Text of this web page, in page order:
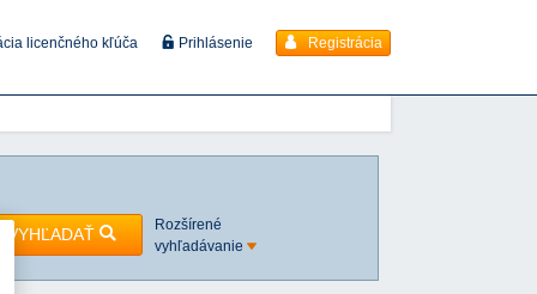
licenčného kľúča Prihlásenie Registrácia
VYHĽADAŤ
Rozšírené
vyhľadávanie